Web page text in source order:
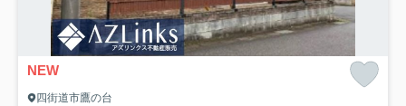
NEW
四街道市鷹の台